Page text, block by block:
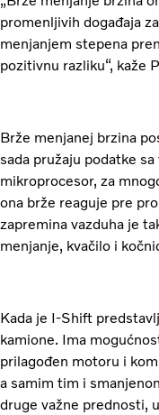
promenljivih događaja
menjanjem stepena
pozitivnu razliku“, kaže
Brže menjanej brzina
sada pružaju podatke
mikroprocesor, za
ona brže reaguje pre
zapremina vazduha je
menjanje, kvačilo i
Kada je I-Shift
kamione. Ima
prilagođen motoru i
a samim tim i
druge važne prednosti,